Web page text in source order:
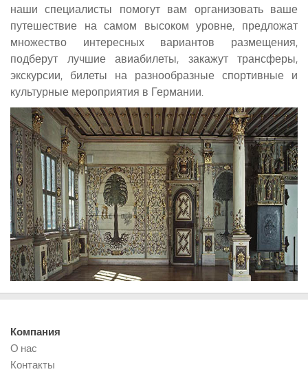
наши специалисты помогут вам организовать ваше
путешествие на самом высоком уровне, предложат
множество интересных вариантов размещения,
подберут лучшие авиабилеты, закажут трансферы,
экскурсии, билеты на разнообразные спортивные и
культурные мероприятия в Германии.
Компания
О нас
Контакты